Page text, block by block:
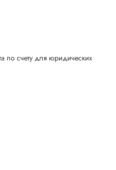
по счету для юридических